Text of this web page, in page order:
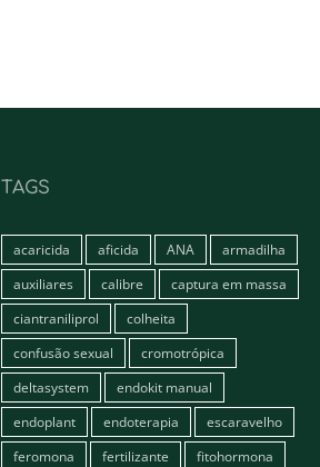
TAGS
acaricida aficida ANA
armadilha
auxiliares
calibre
captura em massa
ciantraniliprol
colheita
confusão sexual
cromotrópica
deltasystem
endokit manual
endoplant
endoterapia
escaravelho
feromona
fertilizante
fitohormona